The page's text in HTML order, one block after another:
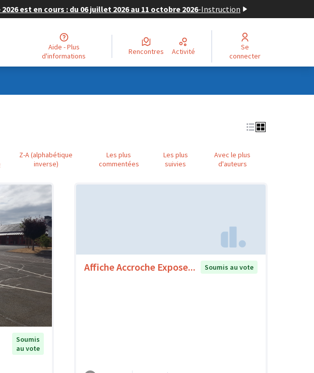
est en cours : du 06 juillet 2026 au 11 octobre 2026-Instruction
Aide - Plus
d'informations
Rencontres Activité
Se
connecter
Z-A (alphabétique
inverse)
Les plus
commentées
Les plus
suivies
Avec le plus
d'auteurs
Soumis
au vote
Affiche Accroche Expose... Soumis au vote